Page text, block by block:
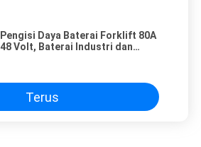
Pengisi Daya Baterai Forklift 80A
48 Volt, Baterai Industri dan
Terus